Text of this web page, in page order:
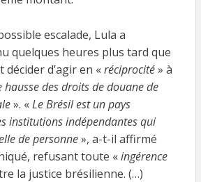
escalade, Lula a
quelques heures plus tard que
d’agir en «réciprocité» à
hausse des droits de douane de
». «Le Brésil est un pays
institutions indépendantes qui
de personne», a-t-il affirmé
refusant toute «ingérence
la justice brésilienne. (…)